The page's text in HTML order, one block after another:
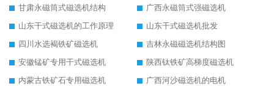
甘肃永磁筒式磁选机结构
广西永磁筒式强磁选机
山东干式磁选机的工作原理
山东干式磁选机批发
四川水选褐铁矿磁选机
吉林永磁磁选机结构图
安徽锰矿专用干式磁选机
陕西钛铁矿高梯度磁选机
内蒙古铁矿石专用磁选机
广西河沙磁选机的电机